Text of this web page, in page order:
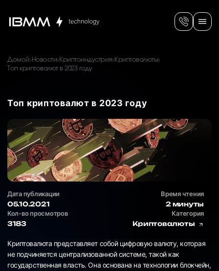
Домой Новости Криптоиндустрия Криптовалюты
Топ криптовалют в 2023 году
Топ криптовалют в 2023 году
Дата публикации
05.10.2021
Время чтения
2 минуты
Кол-во просмотров
3183
Категория
Криптовалюты
Криптовалюта представляет собой цифровую валюту, которая
не подчиняется централизованной системе, такой как
государственная власть. Она основана на технологии блокчейн,